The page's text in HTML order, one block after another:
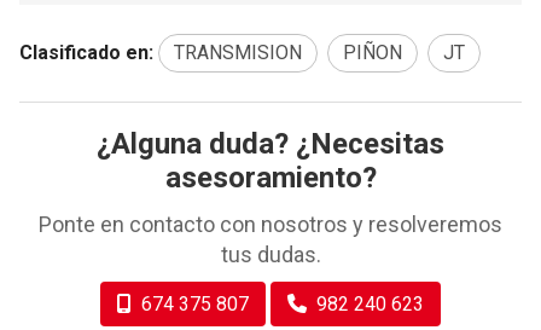
Clasificado en: TRANSMISION PIÑON JT
¿Alguna duda? ¿Necesitas
asesoramiento?
Ponte en contacto con nosotros y resolveremos
tus dudas.
674 375 807 982 240 623